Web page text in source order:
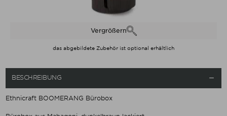
Vergrößern
das abgebildete Zubehör ist optional erhältlich
BESCHREIBUNG 
Ethnicraft BOOMERANG Bürobox